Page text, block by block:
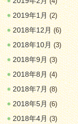
2019年1月(2)
2018年12月(6)
2018年10月(3)
2018年9月(3)
2018年8月(4)
2018年7月(8)
2018年5月(6)
2018年4月(3)